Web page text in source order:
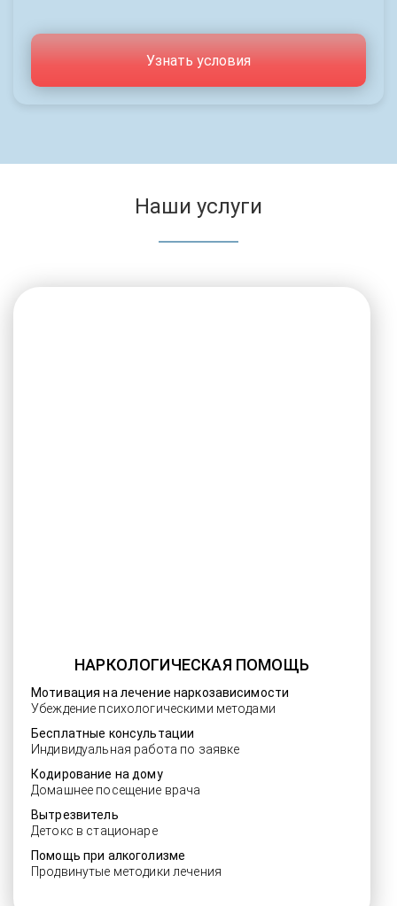
Узнать условия
Наши услуги
НАРКОЛОГИЧЕСКАЯ ПОМОЩЬ
Мотивация на лечение наркозависимости
Убеждение психологическими методами
Бесплатные консультации
Индивидуальная работа по заявке
Кодирование на дому
Домашнее посещение врача
Вытрезвитель
Детокс в стационаре
Помощь при алкоголизме
Продвинутые методики лечения